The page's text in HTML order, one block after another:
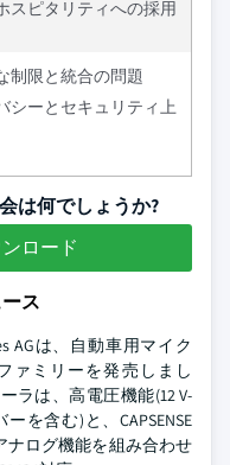
スピタリティへの採用
制限と統合の問題
シーとセキュリティ上
は何でしょうか?
ロード
ス
AGは、自動車用マイク
ァミリーを発売しまし
ラは、高電圧機能(12 V-
を含む)と、CAPSENSE
ナログ機能を組み合わせ